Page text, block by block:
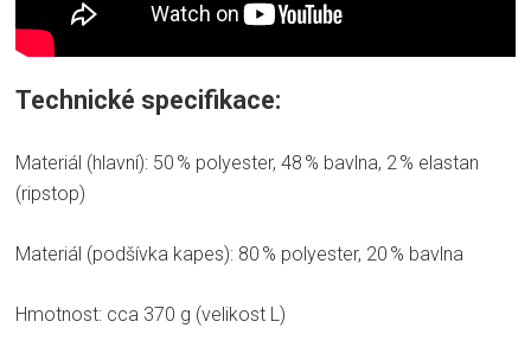
Technické specifikace:
Materiál (hlavní): 50 % polyester, 48 % bavlna, 2 % elastan
(ripstop)
Materiál (podšívka kapes): 80 % polyester, 20 % bavlna
Hmotnost: cca 370 g (velikost L)